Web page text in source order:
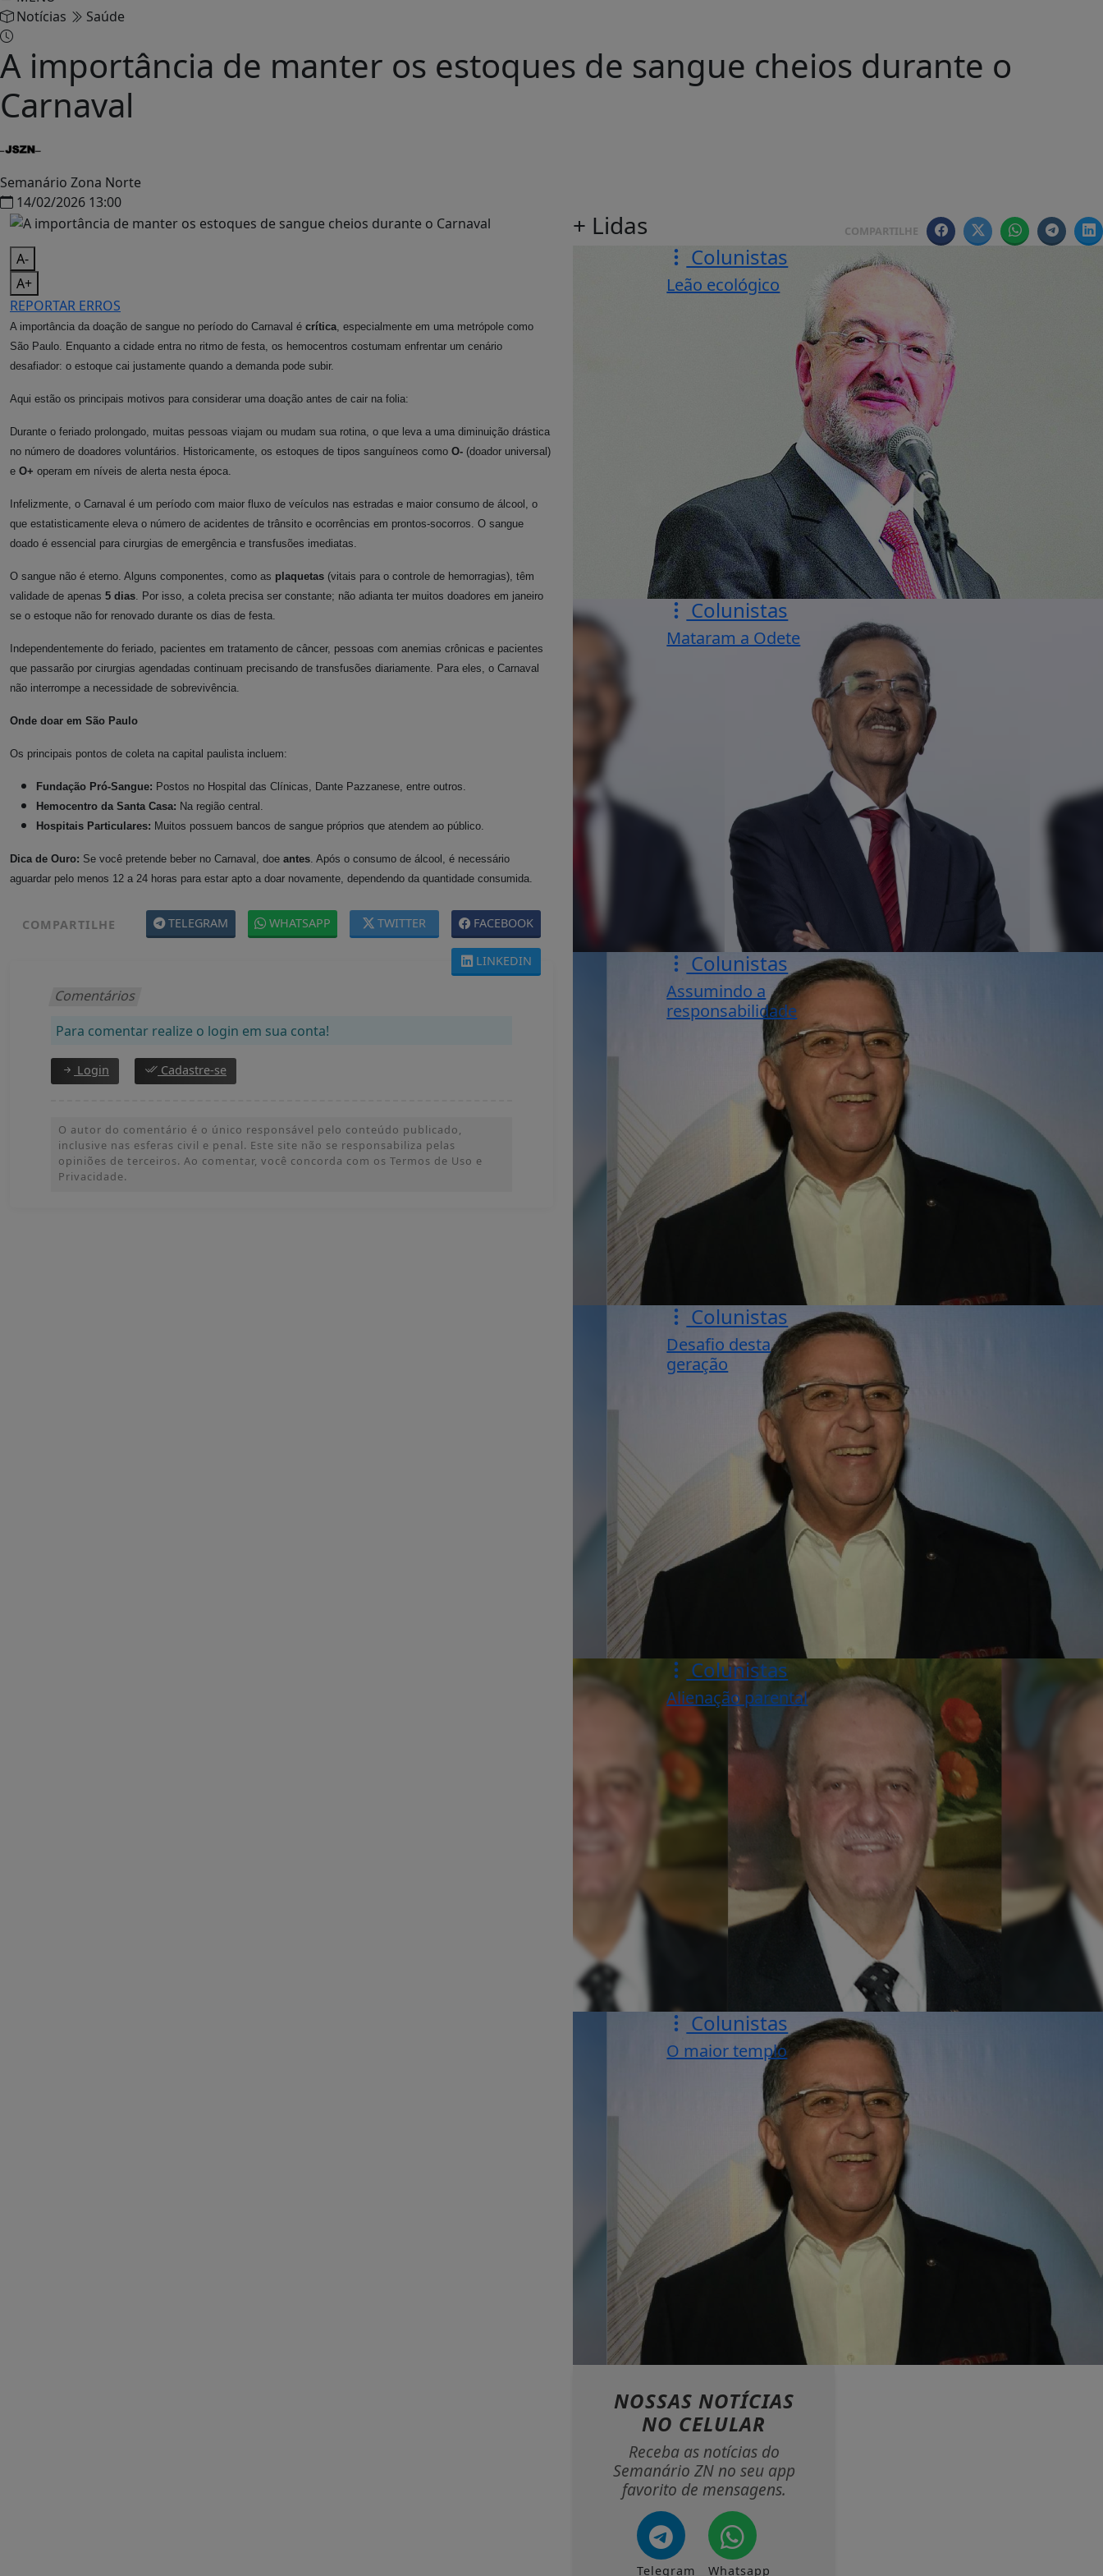
Notícias
Saúde
A importância de manter os estoques de sangue cheios durante o
Carnaval
Semanário Zona Norte
14/02/2026 13:00
COMPARTILHE
A-
A+
REPORTAR ERROS
A importância da doação de sangue no período do Carnaval é crítica , especialmente em uma metrópole como
São Paulo. Enquanto a cidade entra no ritmo de festa, os hemocentros costumam enfrentar um cenário
desafiador: o estoque cai justamente quando a demanda pode subir.
Aqui estão os principais motivos para considerar uma doação antes de cair na folia:
Durante o feriado prolongado, muitas pessoas viajam ou mudam sua rotina, o que leva a uma diminuição drástica
no número de doadores voluntários. Historicamente, os estoques de tipos sanguíneos como O- (doador universal)
e O+ operam em níveis de alerta nesta época.
Infelizmente, o Carnaval é um período com maior fluxo de veículos nas estradas e maior consumo de álcool, o
que estatisticamente eleva o número de acidentes de trânsito e ocorrências em prontos-socorros. O sangue
doado é essencial para cirurgias de emergência e transfusões imediatas.
O sangue não é eterno. Alguns componentes, como as plaquetas (vitais para o controle de hemorragias), têm
validade de apenas 5 dias . Por isso, a coleta precisa ser constante; não adianta ter muitos doadores em janeiro
se o estoque não for renovado durante os dias de festa.
Independentemente do feriado, pacientes em tratamento de câncer, pessoas com anemias crônicas e pacientes
que passarão por cirurgias agendadas continuam precisando de transfusões diariamente. Para eles, o Carnaval
não interrompe a necessidade de sobrevivência.
Onde doar em São Paulo
Os principais pontos de coleta na capital paulista incluem:
Fundação Pró-Sangue: Postos no Hospital das Clínicas, Dante Pazzanese, entre outros.
Hemocentro da Santa Casa: Na região central.
Hospitais Particulares: Muitos possuem bancos de sangue próprios que atendem ao público.
Dica de Ouro: Se você pretende beber no Carnaval, doe antes . Após o consumo de álcool, é necessário
aguardar pelo menos 12 a 24 horas para estar apto a doar novamente, dependendo da quantidade consumida.
COMPARTILHE FACEBOOK
TWITTER
WHATSAPP
TELEGRAM
LINKEDIN
Comentários
Para comentar realize o login em sua conta!
Login Cadastre-se
O autor do comentário é o único responsável pelo conteúdo publicado,
inclusive nas esferas civil e penal. Este site não se responsabiliza pelas
opiniões de terceiros. Ao comentar, você concorda com os Termos de Uso e
Privacidade.
+ Lidas
Colunistas
Leão ecológico
Colunistas
Mataram a Odete
Colunistas
Assumindo a
responsabilidade
Colunistas
Desafio desta
geração
Colunistas
Alienação parental
Colunistas
O maior templo
NOSSAS NOTÍCIAS
NO CELULAR
Receba as notícias do
Semanário ZN no seu app
favorito de mensagens.
Telegram Whatsapp